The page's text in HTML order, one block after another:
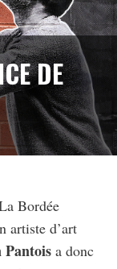
DE
Bordée
artiste d’art
a donc